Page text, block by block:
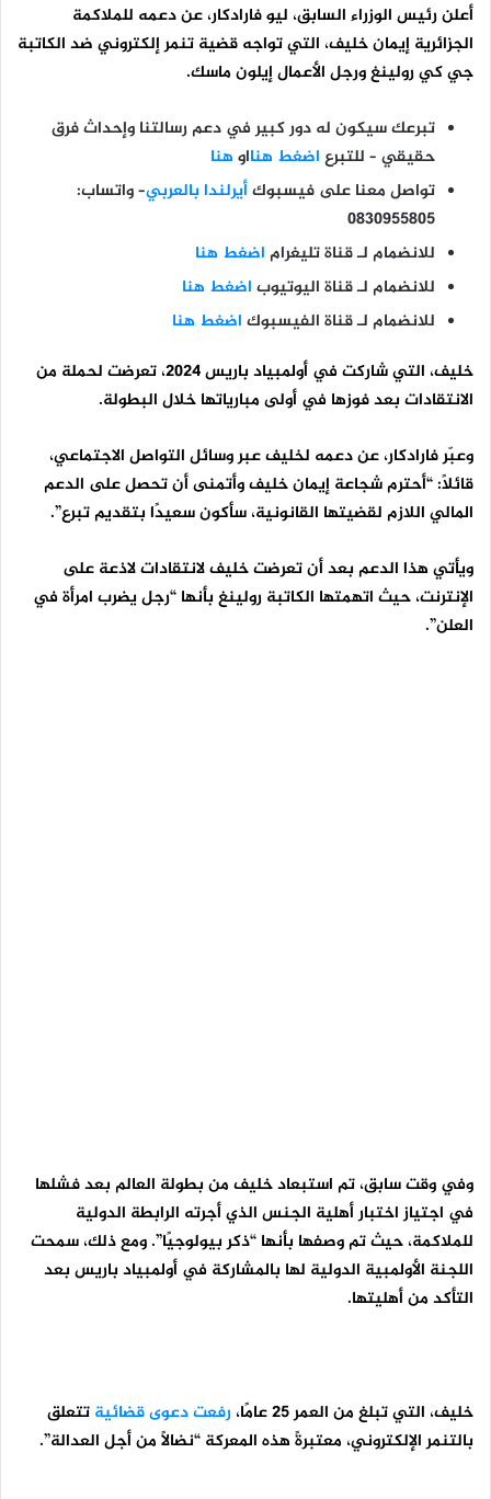
أعلن رئيس الوزراء السابق، ليو فارادكار، عن دعمه للملاكمة
الجزائرية إيمان خليف، التي تواجه قضية تنمر إلكتروني ضد الكاتبة
جي كي رولينغ ورجل الأعمال إيلون ماسك.
تبرعك سيكون له دور كبير في دعم رسالتنا وإحداث فرق
حقيقي – للتبرع اضغط هنااو هنا
تواصل معنا على فيسبوكأيرلندا بالعربي–واتساب:
0830955805
للانضمام لـ قناة تليغرام اضغط هنا
للانضمام لـ قناة اليوتيوب اضغط هنا
للانضمام لـ قناة الفيسبوك اضغط هنا
خليف، التي شاركت في أولمبياد باريس 2024، تعرضت لحملة من
الانتقادات بعد فوزها في أولى مبارياتها خلال البطولة.
وعبّرفارادكار، عن دعمه لخليف عبر وسائل التواصل الاجتماعي،
قائلاً: “أحترم شجاعة إيمان خليف وأتمنى أن تحصل على الدعم
المالي اللازم لقضيتها القانونية، سأكون سعيدًا بتقديم تبرع”.
ويأتي هذا الدعم بعد أن تعرضت خليف لانتقادات لاذعة على
الإنترنت، حيث اتهمتها الكاتبة رولينغ بأنها “رجل يضرب امرأة في
العلن”.
وفي وقت سابق، تم استبعاد خليف من بطولة العالم بعد فشلها
في اجتياز اختبار أهلية الجنس الذي أجرته الرابطة الدولية
للملاكمة، حيث تم وصفها بأنها “ذكر بيولوجيًا”. ومع ذلك، سمحت
اللجنة الأولمبية الدولية لها بالمشاركة في أولمبياد باريس بعد
التأكد من أهليتها.
خليف، التي تبلغ من العمر 25 عامًا، رفعت دعوى قضائية تتعلق
بالتنمر الإلكتروني، معتبرةً هذه المعركة “نضالًا من أجل العدالة”.